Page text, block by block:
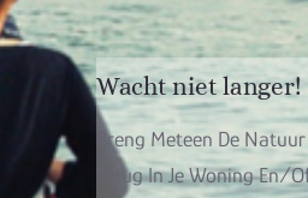
Wacht niet langer!
Breng Meteen De Natuur
Terug In Je Woning En/